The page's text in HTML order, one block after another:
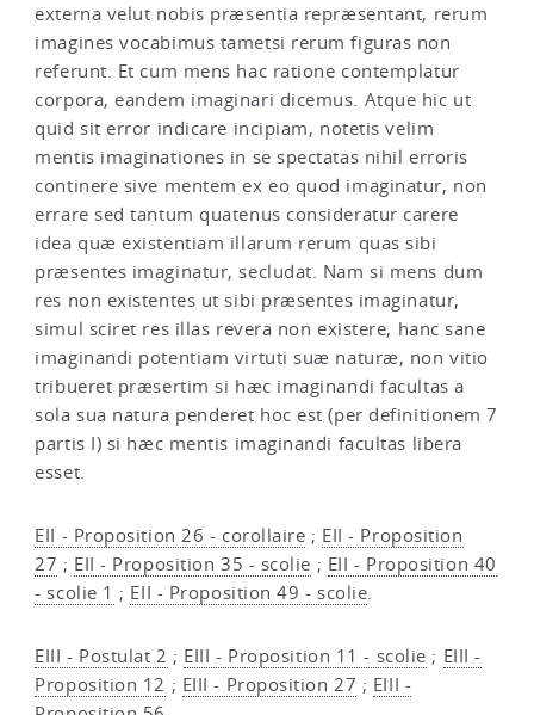
externa velut nobis præsentia repræsentant, rerum
imagines vocabimus tametsi rerum figuras non
referunt. Et cum mens hac ratione contemplatur
corpora, eandem imaginari dicemus. Atque hic ut
quid sit error indicare incipiam, notetis velim
mentis imaginationes in se spectatas nihil erroris
continere sive mentem ex eo quod imaginatur, non
errare sed tantum quatenus consideratur carere
idea quæ existentiam illarum rerum quas sibi
præsentes imaginatur, secludat. Nam si mens dum
res non existentes ut sibi præsentes imaginatur,
simul sciret res illas revera non existere, hanc sane
imaginandi potentiam virtuti suæ naturæ, non vitio
tribueret præsertim si hæc imaginandi facultas a
sola sua natura penderet hoc est (per definitionem 7
partis I) si hæc mentis imaginandi facultas libera
esset.
EII - Proposition 26 - corollaire ; EII - Proposition
27 ; EII - Proposition 35 - scolie ; EII - Proposition 40
- scolie 1 ; EII - Proposition 49 - scolie.
EIII - Postulat 2 ; EIII - Proposition 11 - scolie ; EIII -
Proposition 12 ; EIII - Proposition 27 ; EIII -